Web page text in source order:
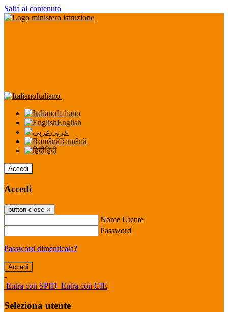
Salta al contenuto
Italiano
Italiano
English
عربى
Română
हिंदी
Accedi
Accedi
button close ×
Nome Utente
Password
Password dimenticata?
-
Entra con SPID Entra con CIE
Seleziona utente